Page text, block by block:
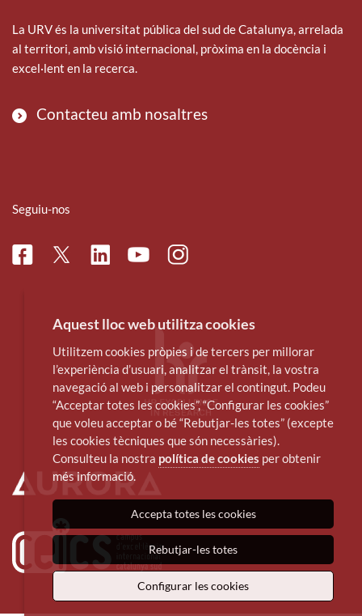
La URV és la universitat pública del sud de Catalunya, arrelada
al territori, amb visió internacional, pròxima en la docència i
excel·lent en la recerca.
Contacteu amb nosaltres
Seguiu-nos
FacebookTwitterLinkedinYoutubeInstagram
Aquest lloc web utilitza cookies
Utilitzem cookies pròpies i de tercers per millorar
l’experiència d’usuari, analitzar el trànsit, la vostra
navegació al web i personalitzar el contingut. Podeu
“Acceptar totes les cookies”, “Configurar les cookies”
que voleu acceptar o bé “Rebutjar-les totes” (excepte
les cookies tècniques que són necessàries).
Consulteu la nostra política de cookies per obtenir
més informació.
Accepta totes les cookies
Rebutjar-les totes
Configurar les cookies